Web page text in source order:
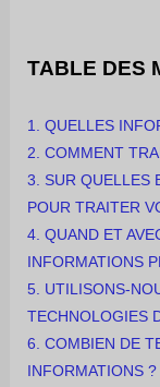
TABLE DES
1. QUELLES
2. COMMENT
3. SUR QUELLES
POUR TRAITER
4. QUAND ET
INFORMATIONS
5. UTILISONS-
TECHNOLOGIES
6. COMBIEN DE
INFORMATIONS ?